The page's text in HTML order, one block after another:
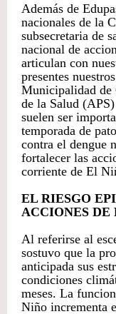
Además de
nacionales de la
subsecretaria de
nacional de
articulan con
presentes
Municipalidad de
de la Salud
suelen ser
temporada de
contra el dengue
fortalecer las
corriente de El
EL RIESGO
ACCIONES DE
Al referirse al
sostuvo que la
anticipada sus
condiciones
meses. La
Niño incrementa